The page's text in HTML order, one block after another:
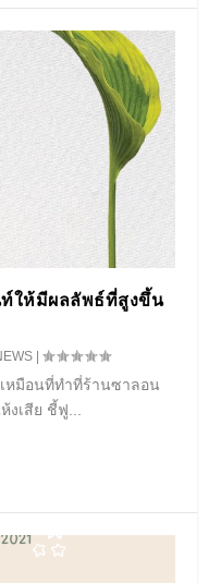
ท์ให้มีผลลัพธ์ที่สูงขึ้น
|
หมือนที่ทำที่ร้านซาลอน
เสีย ชี้ฟู...